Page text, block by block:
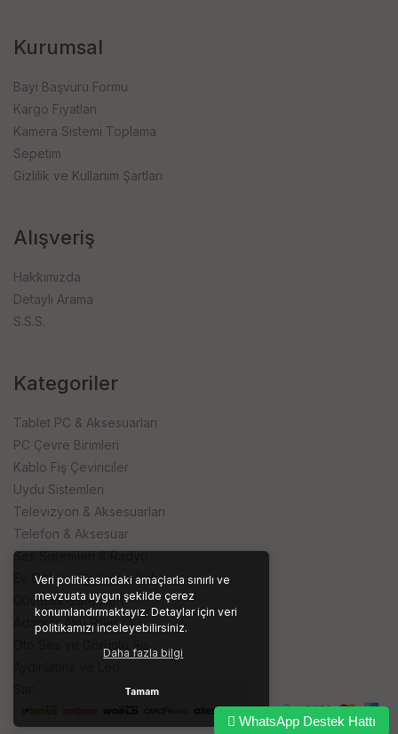
Veri politikasındaki amaçlarla sınırlı ve
mevzuata uygun şekilde çerez
konumlandırmaktayız. Detaylar için veri
politikamızı inceleyebilirsiniz.
Daha fazla bilgi
Tamam
Kurumsal
Bayi Başvuru Formu
Kargo Fiyatları
Kamera Sistemi Toplama
Sepetim
Gizlilik ve Kullanım Şartları
Alışveriş
Hakkımızda
Detaylı Arama
S.S.S.
Kategoriler
Tablet PC & Aksesuarları
PC Çevre Birimleri
Kablo Fiş Çeviriciler
Uydu Sistemleri
Televizyon & Aksesuarları
Telefon & Aksesuar
Ses Sistemleri & Radyo
Ev Elektroniği Kişisel Bakım
Güvenlik Sistemleri
Adaptör Akü Piller
Sarf ve İşyeri Ürünleri
WhatsApp Destek Hattı